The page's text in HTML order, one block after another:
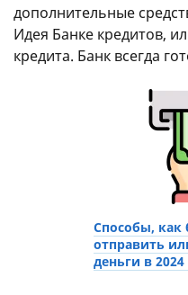
дополнительные
Идея Банке кредитов,
кредита. Банк всегда
Способы, как
отправить
деньги в 2024